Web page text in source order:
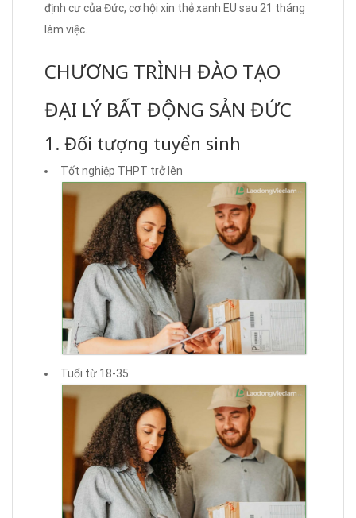
định cư của Đức, cơ hội xin thẻ xanh EU sau 21 tháng
làm việc.
CHƯƠNG TRÌNH ĐÀO TẠO
ĐẠI LÝ BẤT ĐỘNG SẢN ĐỨC
1. Đối tượng tuyển sinh
Tốt nghiệp THPT trở lên
Tuổi từ 18-35